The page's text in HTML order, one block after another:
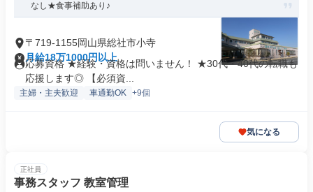
なし★食事補助あり♪
〒719-1155岡山県総社市小寺
月給18万1000円以上
応募資格 ★経験・資格は問いません！ ★30代・40代の転職も
応援します◎ 【必須資...
主婦・主夫歓迎 車通勤OK +9個
気になる
正社員
事務スタッフ 教室管理